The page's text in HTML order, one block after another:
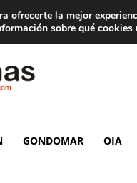
GONDOMAR OIA
ofrecerte la mejor
sobre qué